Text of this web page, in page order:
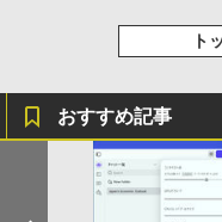
ト
おすすめ記事